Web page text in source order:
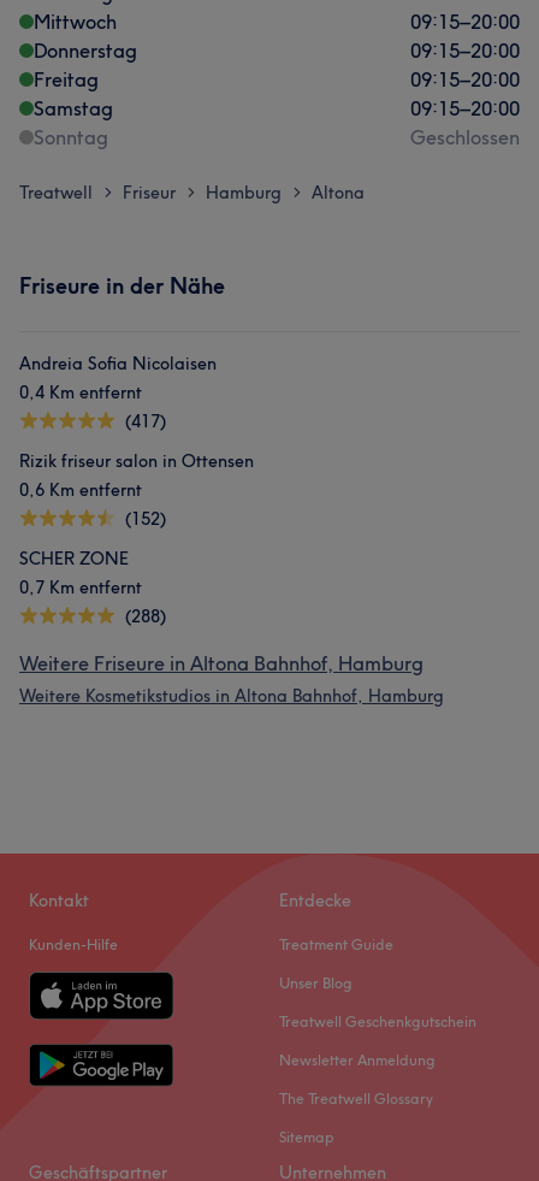
Mittwoch
09:15–20:00
Donnerstag
09:15–20:00
Freitag
09:15–20:00
Samstag
09:15–20:00
Sonntag
Geschlossen
Treatwell > Friseur > Hamburg > Altona
Friseure in der Nähe
Andreia Sofia Nicolaisen
0,4 Km entfernt
(417)
Rizik friseur salon in Ottensen
0,6 Km entfernt
(152)
SCHER ZONE
0,7 Km entfernt
(288)
Weitere Friseure in Altona Bahnhof, Hamburg
Weitere Kosmetikstudios in Altona Bahnhof, Hamburg
Kontakt
Kunden-Hilfe
Entdecke
Treatment Guide
Unser Blog
Treatwell Geschenkgutschein
Newsletter Anmeldung
The Treatwell Glossary
Sitemap
Geschäftspartner Unternehmen